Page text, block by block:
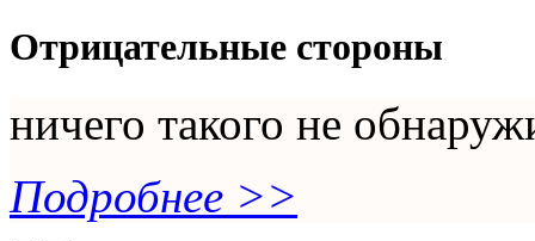
Отрицательные стороны
ничего такого не
Подробнее >>